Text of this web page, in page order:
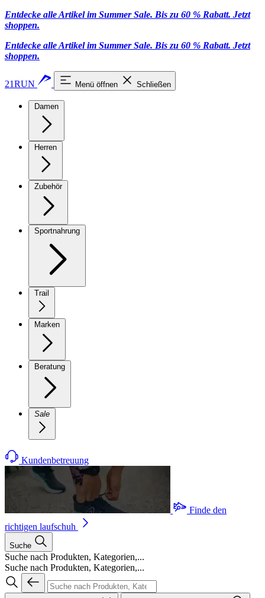
Entdecke alle Artikel im Summer Sale. Bis zu 60 % Rabatt. Jetzt
shoppen.
Entdecke alle Artikel im Summer Sale. Bis zu 60 % Rabatt. Jetzt
shoppen.
21RUN Menü öffnen Schließen
Damen
Herren
Zubehör
Sportnahrung
Trail
Marken
Beratung
Sale
Kundenbetreuung
Finde den
richtigen laufschuh
Suche
Suche nach Produkten, Kategorien,...
Suche nach Produkten, Kategorien,...